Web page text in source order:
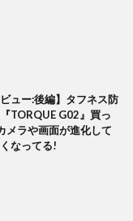
ビュー:後編】タフネス防
TORQUE G02』買っ
メラや画面が進化して
なってる!